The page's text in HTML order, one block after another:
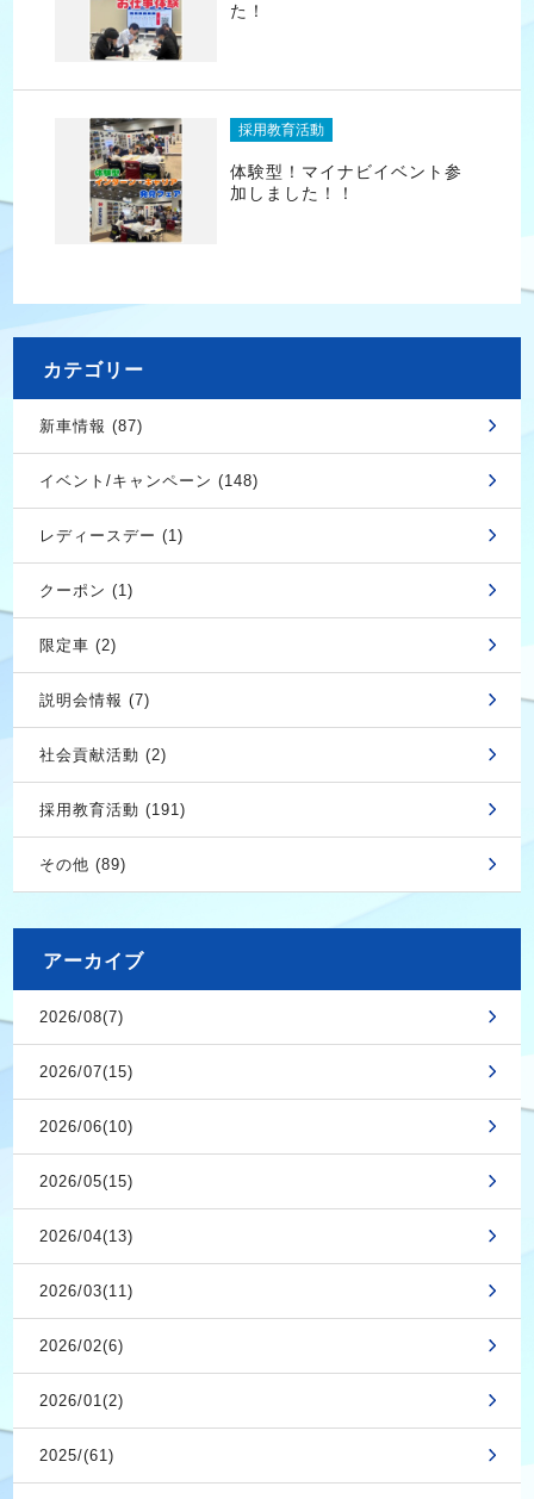
た！
採用教育活動
体験型！マイナビイベント参
加しました！！
カテゴリー
新車情報 (87)
イベント/キャンペーン (148)
レディースデー (1)
クーポン (1)
限定車 (2)
説明会情報 (7)
社会貢献活動 (2)
採用教育活動 (191)
その他 (89)
アーカイブ
2026/08(7)
2026/07(15)
2026/06(10)
2026/05(15)
2026/04(13)
2026/03(11)
2026/02(6)
2026/01(2)
2025/(61)